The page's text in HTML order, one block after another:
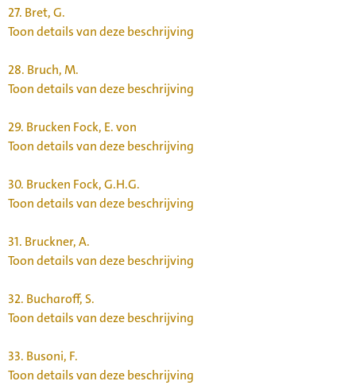
27. Bret, G.
Toon details van deze beschrijving
28. Bruch, M.
Toon details van deze beschrijving
29. Brucken Fock, E. von
Toon details van deze beschrijving
30. Brucken Fock, G.H.G.
Toon details van deze beschrijving
31. Bruckner, A.
Toon details van deze beschrijving
32. Bucharoff, S.
Toon details van deze beschrijving
33. Busoni, F.
Toon details van deze beschrijving